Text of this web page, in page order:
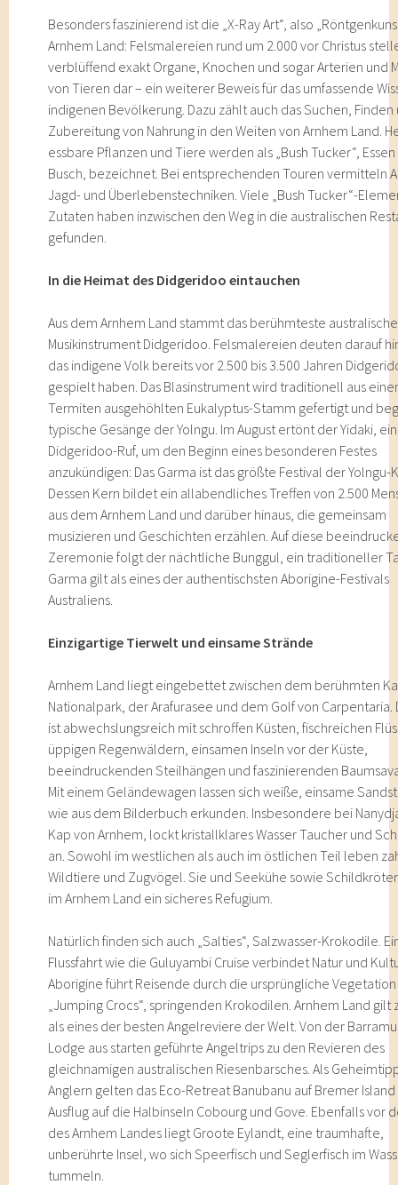
Besonders faszinierend ist die „X-Ray Art“, also
Arnhem Land: Felsmalereien rund um 2.000 vor Christus
verblüffend exakt Organe, Knochen und sogar Arterien und
von Tieren dar – ein weiterer Beweis für das umfassende
indigenen Bevölkerung. Dazu zählt auch das Suchen, Finden
Zubereitung von Nahrung in den Weiten von Arnhem Land.
essbare Pflanzen und Tiere werden als „Bush Tucker“,
Busch, bezeichnet. Bei entsprechenden Touren vermitteln
Jagd- und Überlebenstechniken. Viele „Bush Tucker“-
Zutaten haben inzwischen den Weg in die australischen
gefunden.
In die Heimat des Didgeridoo eintauchen
Aus dem Arnhem Land stammt das berühmteste australische
Musikinstrument Didgeridoo. Felsmalereien deuten darauf
das indigene Volk bereits vor 2.500 bis 3.500 Jahren
gespielt haben. Das Blasinstrument wird traditionell aus
Termiten ausgehöhlten Eukalyptus-Stamm gefertigt und
typische Gesänge der Yolngu. Im August ertönt der Yidaki, ein
Didgeridoo-Ruf, um den Beginn eines besonderen Festes
anzukündigen: Das Garma ist das größte Festival der Yolngu-
Dessen Kern bildet ein allabendliches Treffen von 2.500
aus dem Arnhem Land und darüber hinaus, die gemeinsam
musizieren und Geschichten erzählen. Auf diese
Zeremonie folgt der nächtliche Bunggul, ein traditioneller
Garma gilt als eines der authentischsten Aborigine-Festivals
Australiens.
Einzigartige Tierwelt und einsame Strände
Arnhem Land liegt eingebettet zwischen dem berühmten
Nationalpark, der Arafurasee und dem Golf von Carpentaria.
ist abwechslungsreich mit schroffen Küsten, fischreichen
üppigen Regenwäldern, einsamen Inseln vor der Küste,
beeindruckenden Steilhängen und faszinierenden
Mit einem Geländewagen lassen sich weiße, einsame
wie aus dem Bilderbuch erkunden. Insbesondere bei
Kap von Arnhem, lockt kristallklares Wasser Taucher und
an. Sowohl im westlichen als auch im östlichen Teil leben
Wildtiere und Zugvögel. Sie und Seekühe sowie
im Arnhem Land ein sicheres Refugium.
Natürlich finden sich auch „Salties“, Salzwasser-Krokodile.
Flussfahrt wie die Guluyambi Cruise verbindet Natur und
Aborigine führt Reisende durch die ursprüngliche
„Jumping Crocs“, springenden Krokodilen. Arnhem Land gilt
als eines der besten Angelreviere der Welt. Von der
Lodge aus starten geführte Angeltrips zu den Revieren des
gleichnamigen australischen Riesenbarsches. Als
Anglern gelten das Eco-Retreat Banubanu auf Bremer
Ausflug auf die Halbinseln Cobourg und Gove. Ebenfalls vor
des Arnhem Landes liegt Groote Eylandt, eine traumhafte,
unberührte Insel, wo sich Speerfisch und Seglerfisch im
tummeln.